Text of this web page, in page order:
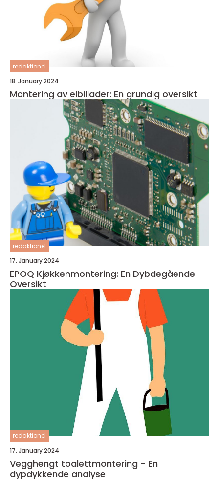
redaktionel
18. January 2024
Montering av elbillader: En grundig oversikt
redaktionel
17. January 2024
EPOQ Kjøkkenmontering: En Dybdegående
Oversikt
redaktionel
17. January 2024
Vegghengt toalettmontering - En
dypdykkende analyse